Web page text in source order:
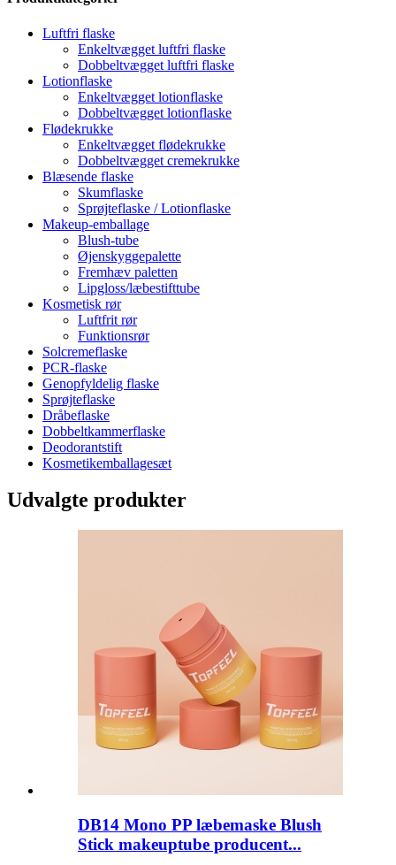
Luftfri flaske
Enkeltvægget luftfri flaske
Dobbeltvægget luftfri flaske
Lotionflaske
Enkeltvægget lotionflaske
Dobbeltvægget lotionflaske
Flødekrukke
Enkeltvægget flødekrukke
Dobbeltvægget cremekrukke
Blæsende flaske
Skumflaske
Sprøjteflaske / Lotionflaske
Makeup-emballage
Blush-tube
Øjenskyggepalette
Fremhæv paletten
Lipgloss/læbestifttube
Kosmetisk rør
Luftfrit rør
Funktionsrør
Solcremeflaske
PCR-flaske
Genopfyldelig flaske
Sprøjteflaske
Dråbeflaske
Dobbeltkammerflaske
Deodorantstift
Kosmetikemballagesæt
Udvalgte produkter
DB14 Mono PP læbemaske Blush
Stick makeuptube producent...